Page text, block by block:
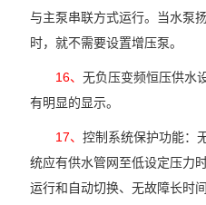
与主泵串联方式运行。当水泵
时，就不需要设置增压泵。
16、 无负压变频恒压供水
有明显的显示。
17、 控制系统保护功能：
统应有供水管网至低设定压力
运行和自动切换、无故障长时